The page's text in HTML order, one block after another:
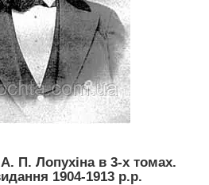
П. Лопухіна в 3-х томах.
1904-1913 р.р.